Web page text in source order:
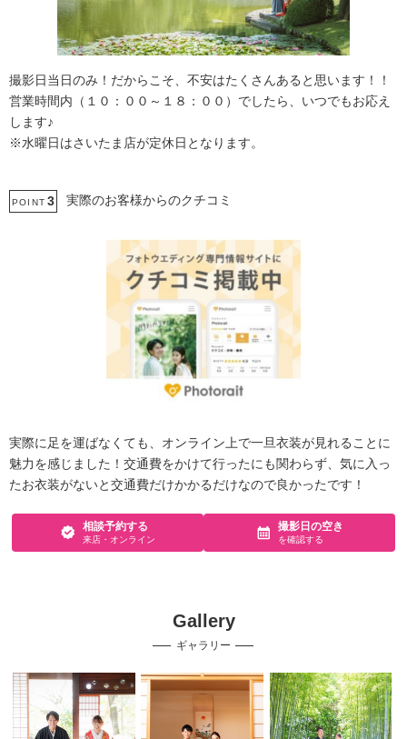
撮影日当日のみ！だからこそ、不安はたくさんあると思います！！
営業時間内（１０：００～１８：００）でしたら、いつでもお応え
します♪
※水曜日はさいたま店が定休日となります。
POINT 3 実際のお客様からのクチコミ
実際に足を運ばなくても、オンライン上で一旦衣装が見れることに
魅力を感じました！交通費をかけて行ったにも関わらず、気に入っ
たお衣装がないと交通費だけかかるだけなので良かったです！
相談予約する
来店・オンライン
撮影日の空き
を確認する
Gallery
ギャラリー